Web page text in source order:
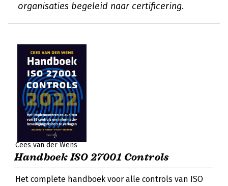
organisaties begeleid naar certificering.
Cees van der Wens
Handboek ISO 27001 Controls
Het complete handboek voor alle controls van ISO